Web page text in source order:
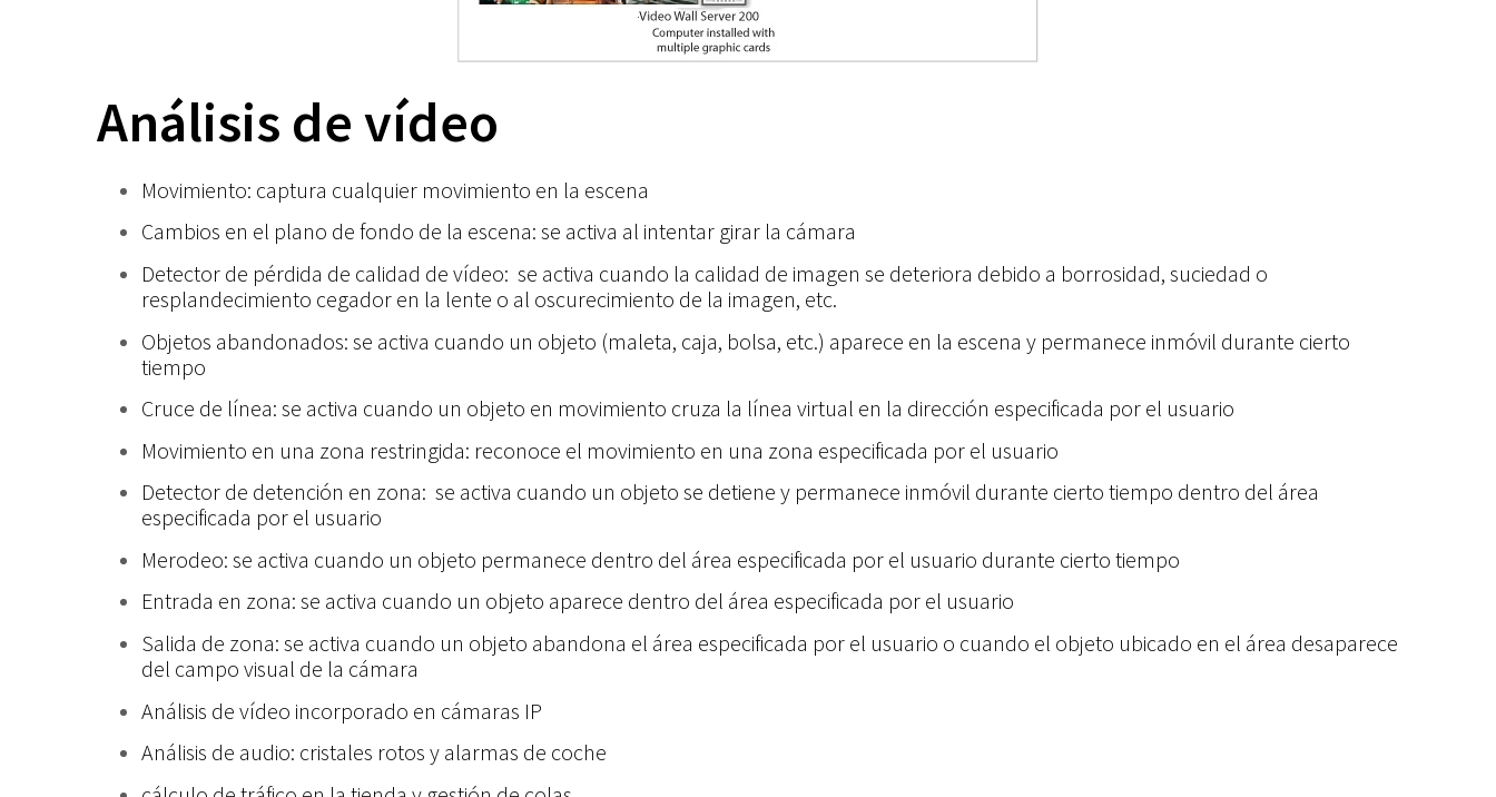
Análisis de vídeo
Movimiento: captura cualquier movimiento en la escena
Cambios en el plano de fondo de la escena: se activa al intentar girar la cámara
Detector de pérdida de calidad de vídeo: se activa cuando la calidad de imagen se deteriora debido a borrosidad, suciedad o
resplandecimiento cegador en la lente o al oscurecimiento de la imagen, etc.
Objetos abandonados: se activa cuando un objeto (maleta, caja, bolsa, etc.) aparece en la escena y permanece inmóvil durante cierto
tiempo
Cruce de línea: se activa cuando un objeto en movimiento cruza la línea virtual en la dirección especificada por el usuario
Movimiento en una zona restringida: reconoce el movimiento en una zona especificada por el usuario
Detector de detención en zona: se activa cuando un objeto se detiene y permanece inmóvil durante cierto tiempo dentro del área
especificada por el usuario
Merodeo: se activa cuando un objeto permanece dentro del área especificada por el usuario durante cierto tiempo
Entrada en zona: se activa cuando un objeto aparece dentro del área especificada por el usuario
Salida de zona: se activa cuando un objeto abandona el área especificada por el usuario o cuando el objeto ubicado en el área desaparece
del campo visual de la cámara
Análisis de vídeo incorporado en cámaras IP
Análisis de audio: cristales rotos y alarmas de coche